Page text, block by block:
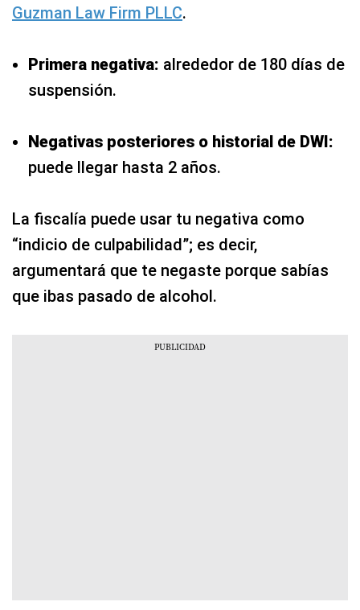
Guzman Law Firm PLLC.
Primera negativa: alrededor de 180 días de
suspensión.
Negativas posteriores o historial de DWI:
puede llegar hasta 2 años.
La fiscalía puede usar tu negativa como
“indicio de culpabilidad”; es decir,
argumentará que te negaste porque sabías
que ibas pasado de alcohol.